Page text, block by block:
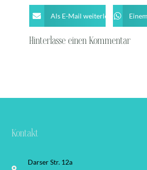
Als E-Mail weiterleiten
Hinterlasse einen Kommentar
Kontakt
Darser Str. 12a